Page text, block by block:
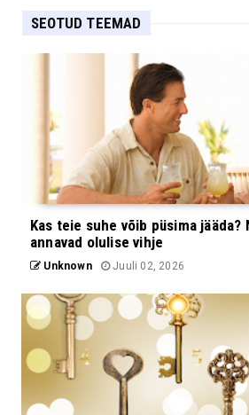
SEOTUD TEEMAD
Kas teie suhe võib püsima jääda?
annavad olulise vihje
Unknown Juuli 02, 2026